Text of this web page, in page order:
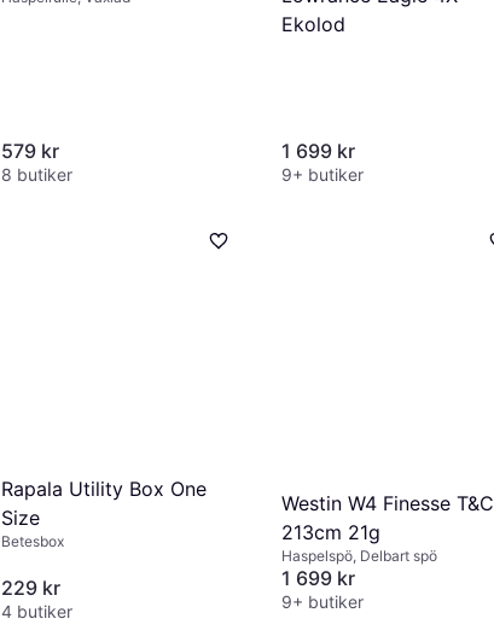
579 kr
8 butiker
Ekolod
1 699 kr
9+ butiker
Rapala Utility Box One
Size
Betesbox
229 kr
4 butiker
Westin W4 Finesse T&C
213cm 21g
Haspelspö, Delbart spö
1 699 kr
9+ butiker